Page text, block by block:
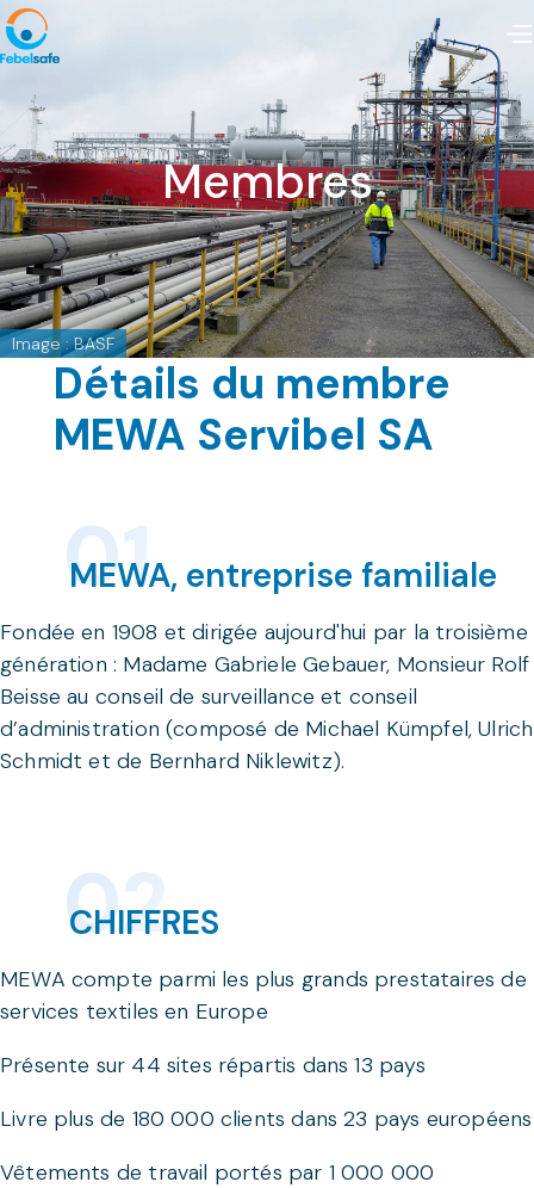
Membres
Image : BASF
Détails du membre
MEWA Servibel SA
MEWA, entreprise familiale
Fondée en 1908 et dirigée aujourd'hui par la troisième
génération : Madame Gabriele Gebauer, Monsieur Rolf
Beisse au conseil de surveillance et conseil
d’administration (composé de Michael Kümpfel, Ulrich
Schmidt et de Bernhard Niklewitz).
CHIFFRES
MEWA compte parmi les plus grands prestataires de
services textiles en Europe
Présente sur 44 sites répartis dans 13 pays
Livre plus de 180 000 clients dans 23 pays européens
Vêtements de travail portés par 1 000 000